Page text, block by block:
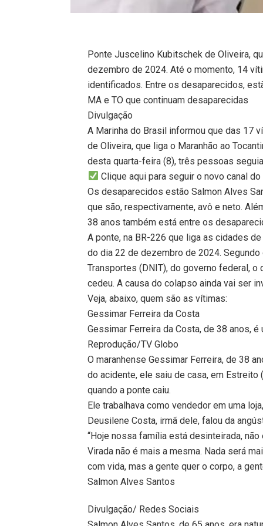
Ponte Juscelino Kubitschek de Oliveira,
dezembro de 2024. Até o momento, 14
identificados. Entre os desaparecidos,
MA e TO que continuam desaparecidas
Divulgação
A Marinha do Brasil informou que das 17
de Oliveira, que liga o Maranhão ao
desta quarta-feira (8), três pessoas
Clique aqui para seguir o novo canal
Os desaparecidos estão Salmon Alves
que são, respectivamente, avô e neto.
38 anos também está entre os
A ponte, na BR-226 que liga as cidades
do dia 22 de dezembro de 2024.
Transportes (DNIT), do governo federal,
cedeu. A causa do colapso ainda vai ser
Veja, abaixo, quem são as vítimas:
Gessimar Ferreira da Costa
Gessimar Ferreira da Costa, de 38 anos,
Reprodução/TV Globo
O maranhense Gessimar Ferreira, de 38
do acidente, ele saiu de casa, em
quando a ponte caiu.
Ele trabalhava como vendedor em uma
Deusilene Costa, irmã dele, falou da
“Hoje nossa família está desinteirada,
Virada não é mais a mesma. Nada será
com vida, mas a gente quer o corpo, a
Salmon Alves Santos
Divulgação/ Redes Sociais